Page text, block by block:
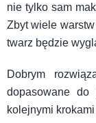
nie tylko sam
Zbyt wiele
twarz będzie
Dobrym
dopasowane
kolejnymi